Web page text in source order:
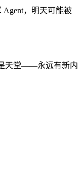
，明天可能被
天堂——永远有新内